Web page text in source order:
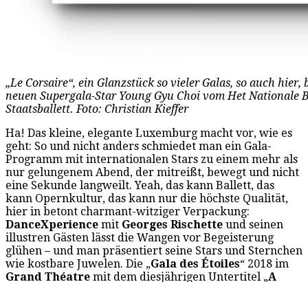
„Le Corsaire“, ein Glanzstück so vieler Galas, so auch
neuen Supergala-Star Young Gyu Choi vom Het
Staatsballett. Foto: Christian Kieffer
Ha! Das kleine, elegante Luxemburg macht vor, wie es
geht: So und nicht anders schmiedet man ein Gala-
Programm mit internationalen Stars zu einem mehr als
nur gelungenem Abend, der mitreißt, bewegt und nicht
eine Sekunde langweilt. Yeah, das kann Ballett, das
kann Opernkultur, das kann nur die höchste Qualität,
hier in betont charmant-witziger Verpackung:
DanceXperience mit Georges Rischette und seinen
illustren Gästen lässt die Wangen vor Begeisterung
glühen – und man präsentiert seine Stars und Sternchen
wie kostbare Juwelen. Die „Gala des Étoiles“ 2018 im
Grand Théatre mit dem diesjährigen Untertitel „A